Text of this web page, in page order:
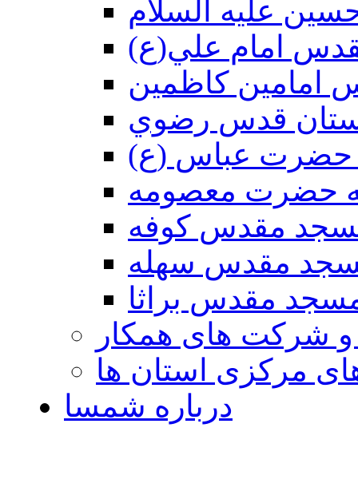
عليه السلام
امام علي(ع)
امامين كاظمين
قدس رضوي
حضرت عباس (ع)
حضرت معصومه
مقدس كوفه
مقدس سهله
مقدس براثا
و شرکت های همکار
مرکزی استان ها
درباره شمسا